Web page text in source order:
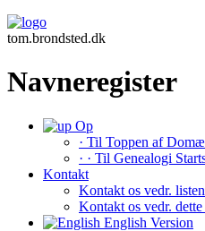
tom.brondsted.dk
Navneregister
Op
· Til Toppen af
· · Til Genealogi
Kontakt
Kontakt os vedr. listen
Kontakt os vedr. dette
English Version